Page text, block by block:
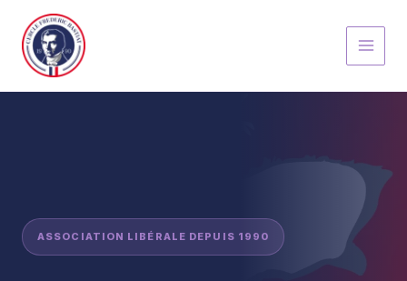
contenu
ASSOCIATION LIBÉRALE DEPUIS 1990